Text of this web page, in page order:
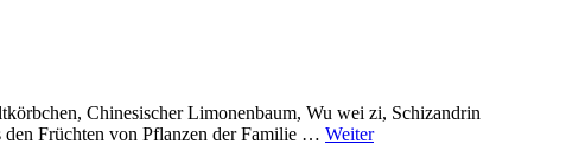
Chinesischer Limonenbaum, Wu wei zi, Schizandrin
den Früchten von Pflanzen der Familie … Weiter